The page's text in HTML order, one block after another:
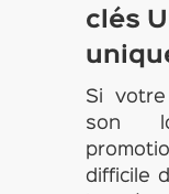
clés
Si
son
difficile